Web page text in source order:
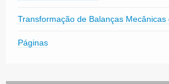
Transformação de Balanças Mecânicas
Páginas